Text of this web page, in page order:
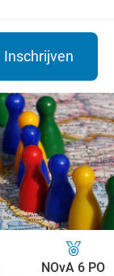
Inschrijven
NOvA 6 PO